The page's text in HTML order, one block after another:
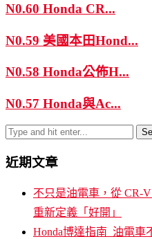
N0.60 Honda CR...
N0.59 美國本田Hond...
N0.58 Honda公佈H...
N0.57 Honda與Ac...
近期文章
不只是油電車，從 CR-
重新定義「好開」
Honda博達指南_油電車